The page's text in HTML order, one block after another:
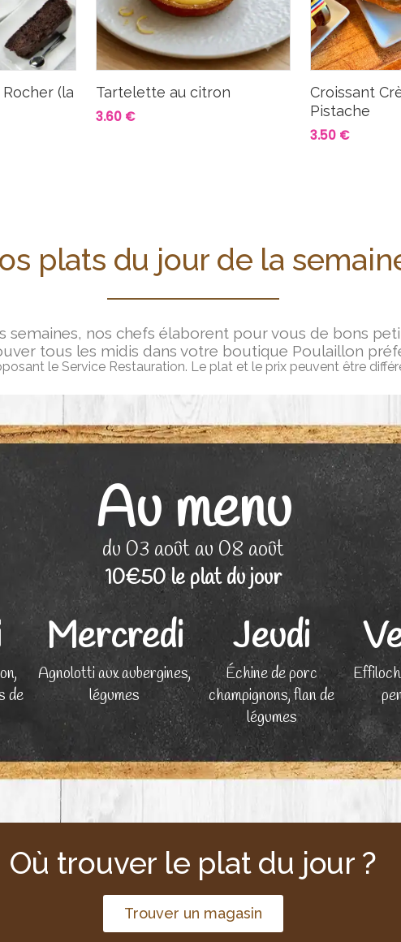
(la
Tartelette au citron
3.60 €
Croissant
Pistache
3.50 €
plats du jour de la
semaines, nos chefs élaborent pour vous de bons
tous les midis dans votre boutique Poulaillon
le Service Restauration. Le plat et le prix peuvent être
Au menu
du 03 août au 08 août
10€50 le plat du jour
de
Mercredi
Agnolotti aux aubergines,
légumes
Jeudi
Échine de porc
champignons, flan de
légumes
Où trouver le plat du jour ?
Trouver un magasin